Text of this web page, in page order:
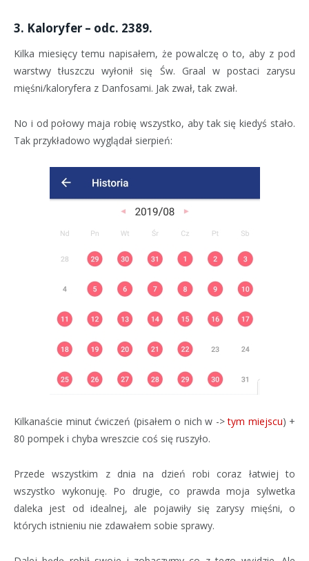
3. Kaloryfer – odc. 2389.
Kilka miesięcy temu napisałem, że powalczę o to, aby z pod
warstwy tłuszczu wyłonił się Św. Graal w postaci zarysu
mięśni/kaloryfera z Danfosami. Jak zwał, tak zwał.
No i od połowy maja robię wszystko, aby tak się kiedyś stało.
Tak przykładowo wyglądał sierpień:
Kilkanaście minut ćwiczeń (pisałem o nich w ->tym miejscu) +
80 pompek i chyba wreszcie coś się ruszyło.
Przede wszystkim z dnia na dzień robi coraz łatwiej to
wszystko wykonuję. Po drugie, co prawda moja sylwetka
daleka jest od idealnej, ale pojawiły się zarysy mięśni, o
których istnieniu nie zdawałem sobie sprawy.